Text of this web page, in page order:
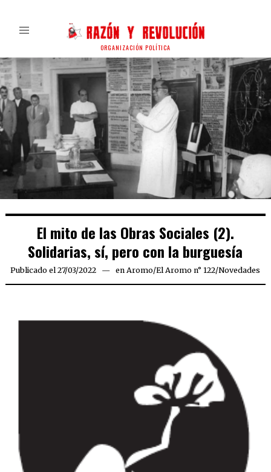
ORGANIZACIÓN POLÍTICA
El mito de las Obras Sociales (2).
Solidarias, sí, pero con la burguesía
Publicado el 27/03/2022 27/03/2022
en Aromo/El Aromo n° 122/Novedades